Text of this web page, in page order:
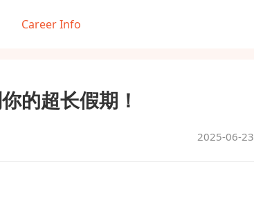
Career Info
的超长假期！
2025-06-23